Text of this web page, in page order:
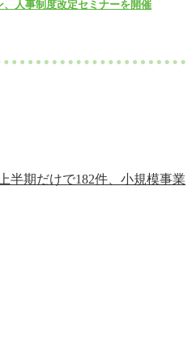
人事制度改定セミナーを開催
半期だけで182件、小規模事業